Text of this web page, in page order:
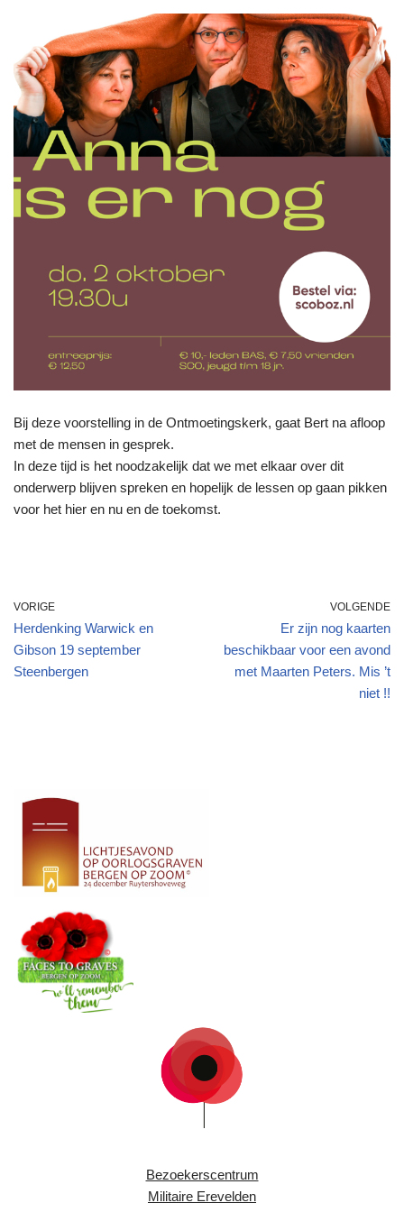
Bij deze voorstelling in de Ontmoetingskerk, gaat Bert na afloop
met de mensen in gesprek.
In deze tijd is het noodzakelijk dat we met elkaar over dit
onderwerp blijven spreken en hopelijk de lessen op gaan pikken
voor het hier en nu en de toekomst.
VORIGE
Herdenking Warwick en
Gibson 19 september
Steenbergen
VOLGENDE
Er zijn nog kaarten
beschikbaar voor een avond
met Maarten Peters. Mis ’t
niet !!
Bezoekerscentrum
Militaire Erevelden